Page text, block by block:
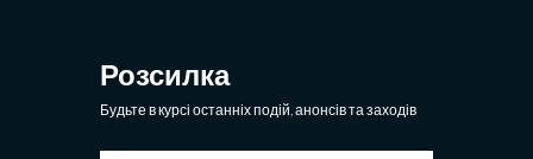
Розсилка
Будьте в курсі останніх подій, анонсів та заходів